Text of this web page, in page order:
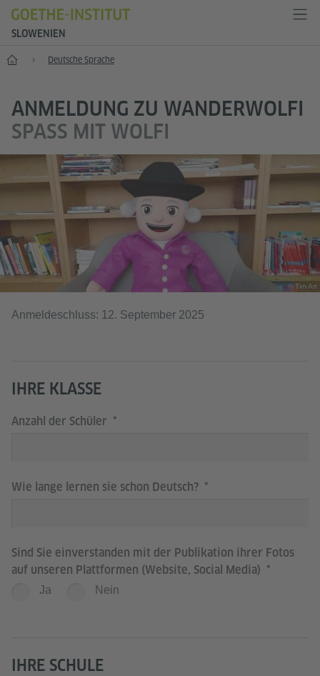
SLOWENIEN
Start Deutsche Sprache
ANMELDUNG ZU WANDERWOLFI
SPASS MIT WOLFI
© Tim Art
Anmeldeschluss: 12. September 2025
IHRE KLASSE
Anzahl der Schüler
Wie lange lernen sie schon Deutsch?
Sind Sie einverstanden mit der Publikation ihrer Fotos
auf unseren Plattformen (Website, Social Media)
Ja Nein
IHRE SCHULE